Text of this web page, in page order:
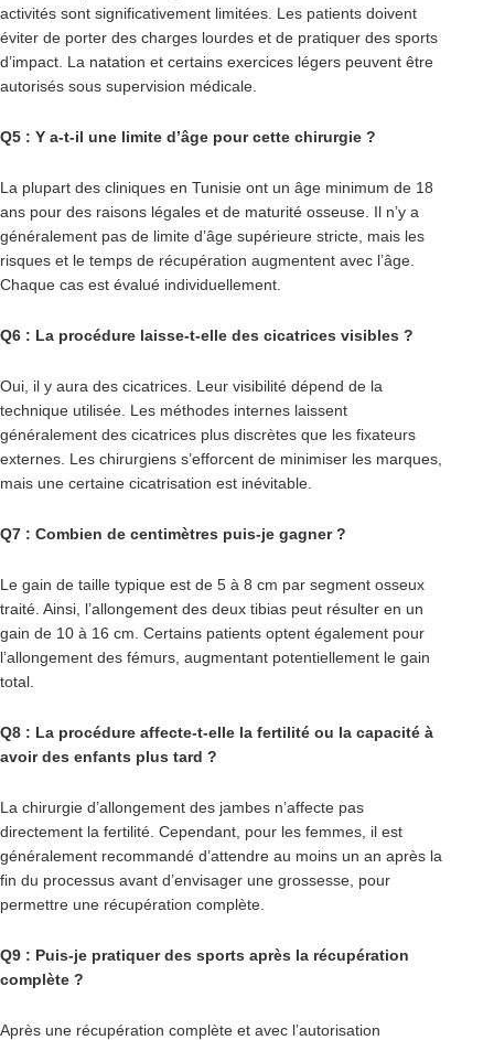
activités sont significativement limitées. Les patients doivent
éviter de porter des charges lourdes et de pratiquer des sports
d’impact. La natation et certains exercices légers peuvent être
autorisés sous supervision médicale.
Q5 : Y a-t-il une limite d’âge pour cette chirurgie ?
La plupart des cliniques en Tunisie ont un âge minimum de 18
ans pour des raisons légales et de maturité osseuse. Il n’y a
généralement pas de limite d’âge supérieure stricte, mais les
risques et le temps de récupération augmentent avec l’âge.
Chaque cas est évalué individuellement.
Q6 : La procédure laisse-t-elle des cicatrices visibles ?
Oui, il y aura des cicatrices. Leur visibilité dépend de la
technique utilisée. Les méthodes internes laissent
généralement des cicatrices plus discrètes que les fixateurs
externes. Les chirurgiens s’efforcent de minimiser les marques,
mais une certaine cicatrisation est inévitable.
Q7 : Combien de centimètres puis-je gagner ?
Le gain de taille typique est de 5 à 8 cm par segment osseux
traité. Ainsi, l’allongement des deux tibias peut résulter en un
gain de 10 à 16 cm. Certains patients optent également pour
l’allongement des fémurs, augmentant potentiellement le gain
total.
Q8 : La procédure affecte-t-elle la fertilité ou la capacité à
avoir des enfants plus tard ?
La chirurgie d’allongement des jambes n’affecte pas
directement la fertilité. Cependant, pour les femmes, il est
généralement recommandé d’attendre au moins un an après la
fin du processus avant d’envisager une grossesse, pour
permettre une récupération complète.
Q9 : Puis-je pratiquer des sports après la récupération
complète ?
Après une récupération complète et avec l’autorisation